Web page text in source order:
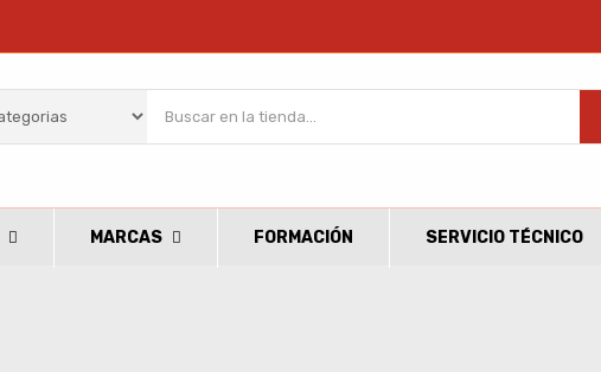
MARCAS FORMACIÓN SERVICIO TÉCNICO